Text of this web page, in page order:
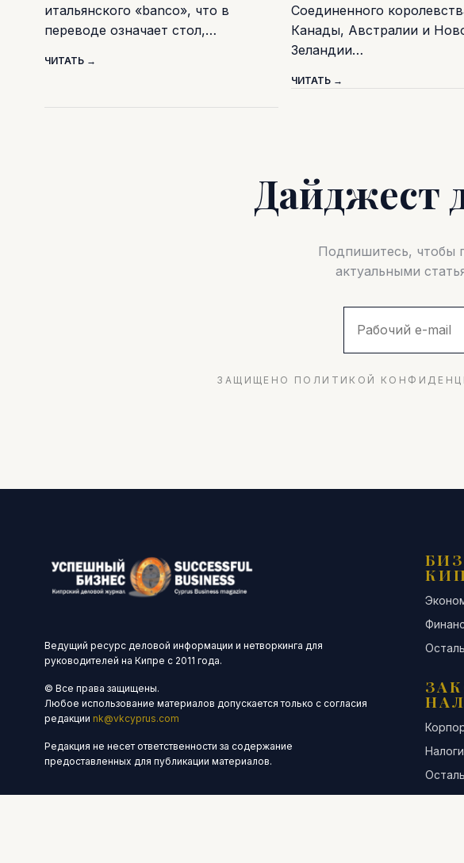
итальянского «banco», что в
переводе означает стол,…
ЧИТАТЬ →
Соединенного
Канады, Австралии и
Зеландии…
ЧИТАТЬ →
Дайджест
Подпишитесь, чтобы
актуальными
ЗАЩИЩЕНО ПОЛИТИКОЙ
Ведущий ресурс деловой информации и нетворкинга для
руководителей на Кипре с 2011 года.
© Все права защищены.
Любое использование материалов допускается только с согласия
редакции nk@vkcyprus.com
Редакция не несет ответственности за содержание
предоставленных для публикации материалов.